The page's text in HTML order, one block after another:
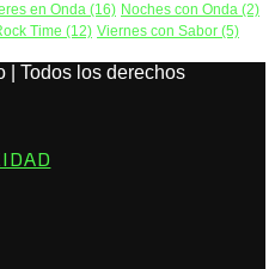
en Onda (16) Noches con Onda (2)
Time (12) Viernes con Sabor (5)
| Todos los derechos